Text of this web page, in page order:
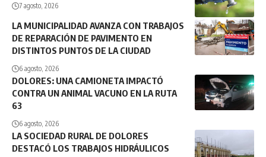
7 agosto, 2026
LA MUNICIPALIDAD AVANZA CON TRABAJOS
DE REPARACIÓN DE PAVIMENTO EN
DISTINTOS PUNTOS DE LA CIUDAD
6 agosto, 2026
DOLORES: UNA CAMIONETA IMPACTÓ
CONTRA UN ANIMAL VACUNO EN LA RUTA
63
6 agosto, 2026
LA SOCIEDAD RURAL DE DOLORES
DESTACÓ LOS TRABAJOS HIDRÁULICOS